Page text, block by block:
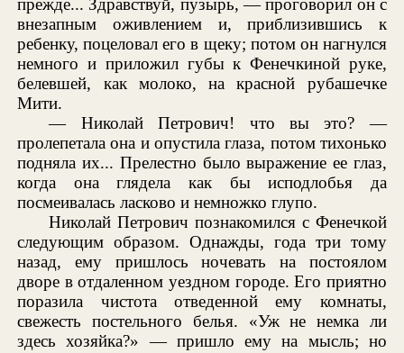
прежде... Здравствуй, пузырь, — проговорил он с
внезапным оживлением и, приблизившись к
ребенку, поцеловал его в щеку; потом он нагнулся
немного и приложил губы к Фенечкиной руке,
белевшей, как молоко, на красной рубашечке
Мити.
— Николай Петрович! что вы это? —
пролепетала она и опустила глаза, потом тихонько
подняла их... Прелестно было выражение ее глаз,
когда она глядела как бы исподлобья да
посмеивалась ласково и немножко глупо.
Николай Петрович познакомился с Фенечкой
следующим образом. Однажды, года три тому
назад, ему пришлось ночевать на постоялом
дворе в отдаленном уездном городе. Его приятно
поразила чистота отведенной ему комнаты,
свежесть постельного белья. «Уж не немка ли
здесь хозяйка?» — пришло ему на мысль; но